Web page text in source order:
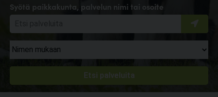
Syötä paikkakunta, palvelun nimi tai osoite